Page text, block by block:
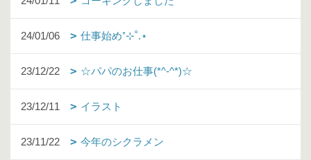
24/01/06 仕事始め⁺⊹˚.⋆
23/12/22 ☆パパのお仕事(*^-^*)☆
23/12/11 イラスト
23/11/22 今年のシクラメン